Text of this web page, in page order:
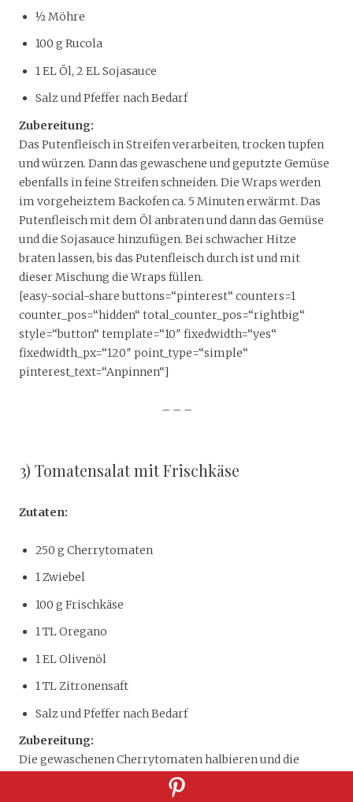
½ Möhre
100 g Rucola
1 EL Öl, 2 EL Sojasauce
Salz und Pfeffer nach Bedarf
Zubereitung:
Das Putenfleisch in Streifen verarbeiten, trocken tupfen
und würzen. Dann das gewaschene und geputzte Gemüse
ebenfalls in feine Streifen schneiden. Die Wraps werden
im vorgeheiztem Backofen ca. 5 Minuten erwärmt. Das
Putenfleisch mit dem Öl anbraten und dann das Gemüse
und die Sojasauce hinzufügen. Bei schwacher Hitze
braten lassen, bis das Putenfleisch durch ist und mit
dieser Mischung die Wraps füllen.
[easy-social-share buttons=“pinterest“ counters=1
counter_pos=“hidden“ total_counter_pos=“rightbig“
style=“button“ template=“10″ fixedwidth=“yes“
fixedwidth_px=“120″ point_type=“simple“
pinterest_text=“Anpinnen“]
– – –
3) Tomatensalat mit Frischkäse
Zutaten:
250 g Cherrytomaten
1 Zwiebel
100 g Frischkäse
1 TL Oregano
1 EL Olivenöl
1 TL Zitronensaft
Salz und Pfeffer nach Bedarf
Zubereitung:
Die gewaschenen Cherrytomaten halbieren und die
Zwiebel in Ringe schneiden. Dann einen Salat zubereiten
und mit dem Frischkäse vermengen.